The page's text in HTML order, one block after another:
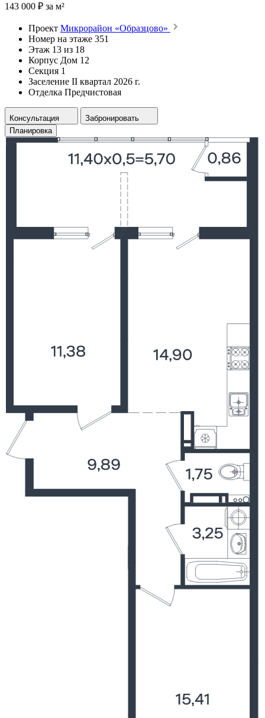
143 000 ₽ за м²
Проект Микрорайон «Образцово»
Номер на этаже 351
Этаж 13 из 18
Корпус Дом 12
Секция 1
Заселение II квартал 2026 г.
Отделка Предчистовая
Консультация
Забронировать
Планировка